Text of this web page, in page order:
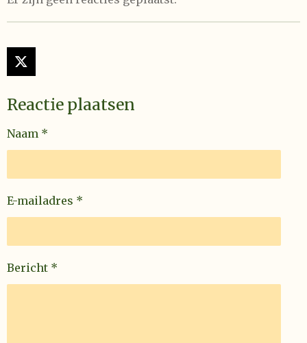
X
Reactie plaatsen
Naam *
E-mailadres *
Bericht *